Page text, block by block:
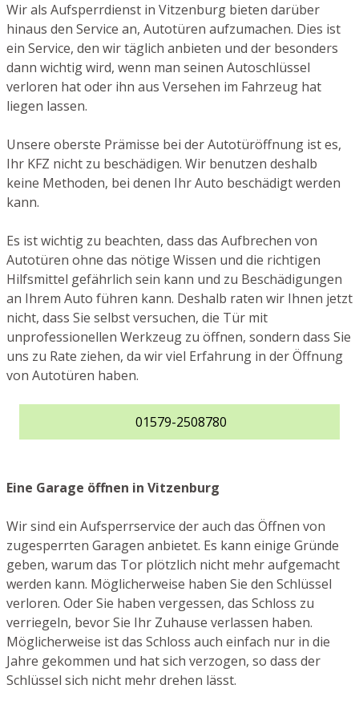
Wir als Aufsperrdienst in Vitzenburg bieten darüber
hinaus den Service an, Autotüren aufzumachen. Dies ist
ein Service, den wir täglich anbieten und der besonders
dann wichtig wird, wenn man seinen Autoschlüssel
verloren hat oder ihn aus Versehen im Fahrzeug hat
liegen lassen.
Unsere oberste Prämisse bei der Autotüröffnung ist es,
Ihr KFZ nicht zu beschädigen. Wir benutzen deshalb
keine Methoden, bei denen Ihr Auto beschädigt werden
kann.
Es ist wichtig zu beachten, dass das Aufbrechen von
Autotüren ohne das nötige Wissen und die richtigen
Hilfsmittel gefährlich sein kann und zu Beschädigungen
an Ihrem Auto führen kann. Deshalb raten wir Ihnen jetzt
nicht, dass Sie selbst versuchen, die Tür mit
unprofessionellen Werkzeug zu öffnen, sondern dass Sie
uns zu Rate ziehen, da wir viel Erfahrung in der Öffnung
von Autotüren haben.
01579-2508780
Eine Garage öffnen in Vitzenburg
Wir sind ein Aufsperrservice der auch das Öffnen von
zugesperrten Garagen anbietet. Es kann einige Gründe
geben, warum das Tor plötzlich nicht mehr aufgemacht
werden kann. Möglicherweise haben Sie den Schlüssel
verloren. Oder Sie haben vergessen, das Schloss zu
verriegeln, bevor Sie Ihr Zuhause verlassen haben.
Möglicherweise ist das Schloss auch einfach nur in die
Jahre gekommen und hat sich verzogen, so dass der
Schlüssel sich nicht mehr drehen lässt.